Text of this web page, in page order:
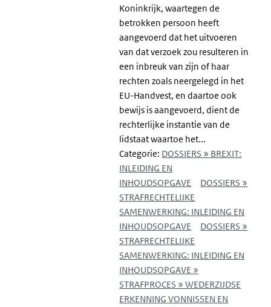
Koninkrijk, waartegen de
betrokken persoon heeft
aangevoerd dat het uitvoeren
van dat verzoek zou resulteren in
een inbreuk van zijn of haar
rechten zoals neergelegd in het
EU-Handvest, en daartoe ook
bewijs is aangevoerd, dient de
rechterlijke instantie van de
lidstaat waartoe het...
Categorie: DOSSIERS » BREXIT:
INLEIDING EN
INHOUDSOPGAVE
DOSSIERS »
STRAFRECHTELIJKE
SAMENWERKING: INLEIDING EN
INHOUDSOPGAVE
DOSSIERS »
STRAFRECHTELIJKE
SAMENWERKING: INLEIDING EN
INHOUDSOPGAVE »
STRAFPROCES » WEDERZIJDSE
ERKENNING VONNISSEN EN